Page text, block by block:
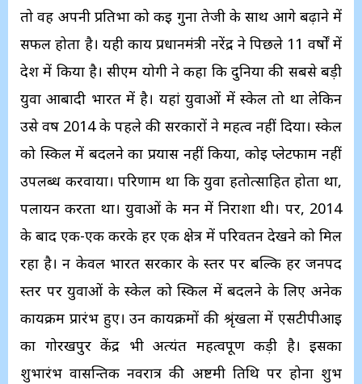
तो वह अपनी प्रतिभा को कई गुना तेजी के साथ आगे बढ़ाने में
सफल होता है। यही कार्य प्रधानमंत्री नरेंद्र ने पिछले 11 वर्षों में
देश में किया है। सीएम योगी ने कहा कि दुनिया की सबसे बड़ी
युवा आबादी भारत में है। यहां युवाओं में स्केल तो था लेकिन
उसे वर्ष 2014 के पहले की सरकारों ने महत्व नहीं दिया। स्केल
को स्किल में बदलने का प्रयास नहीं किया, कोई प्लेटफार्म नहीं
उपलब्ध करवाया। परिणाम था कि युवा हतोत्साहित होता था,
पलायन करता था। युवाओं के मन में निराशा थी। पर, 2014
के बाद एक-एक करके हर एक क्षेत्र में परिवर्तन देखने को मिल
रहा है। न केवल भारत सरकार के स्तर पर बल्कि हर जनपद
स्तर पर युवाओं के स्केल को स्किल में बदलने के लिए अनेक
कार्यक्रम प्रारंभ हुए। उन कार्यक्रमों की श्रृंखला में एसटीपीआई
का गोरखपुर केंद्र भी अत्यंत महत्वपूर्ण कड़ी है। इसका
शुभारंभ वासन्तिक नवरात्र की अष्टमी तिथि पर होना शुभ